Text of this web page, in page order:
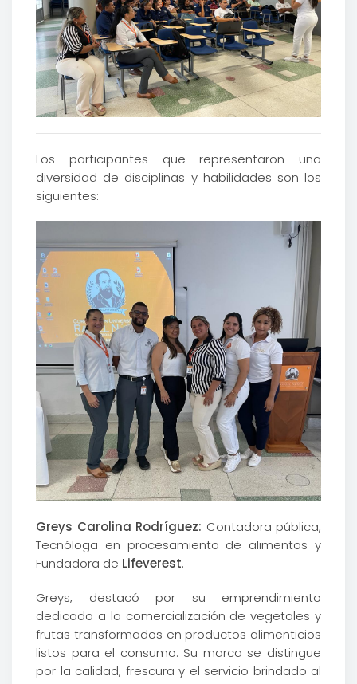
Los participantes que representaron una
diversidad de disciplinas y habilidades son los
siguientes:
Greys Carolina Rodríguez: Contadora pública,
Tecnóloga en procesamiento de alimentos y
Fundadora de Lifeverest.
Greys, destacó por su emprendimiento
dedicado a la comercialización de vegetales y
frutas transformados en productos alimenticios
listos para el consumo. Su marca se distingue
por la calidad, frescura y el servicio brindado al